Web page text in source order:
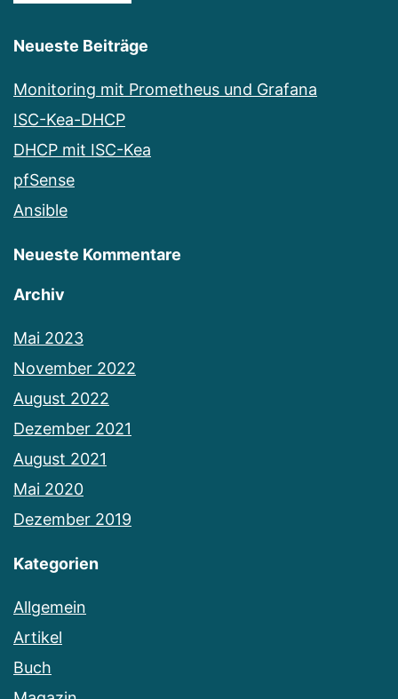
Neueste Beiträge
Monitoring mit Prometheus und Grafana
ISC-Kea-DHCP
DHCP mit ISC-Kea
pfSense
Ansible
Neueste Kommentare
Archiv
Mai 2023
November 2022
August 2022
Dezember 2021
August 2021
Mai 2020
Dezember 2019
Kategorien
Allgemein
Artikel
Buch